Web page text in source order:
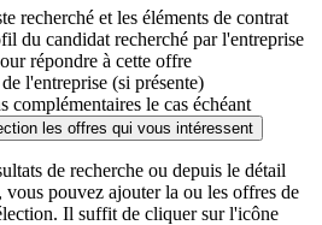
recherché et les éléments de contrat
du candidat recherché par l'entreprise
répondre à cette offre
l'entreprise (si présente)
complémentaires le cas échéant
les offres qui vous intéressent
de recherche ou depuis le détail
pouvez ajouter la ou les offres de
Il suffit de cliquer sur l'icône